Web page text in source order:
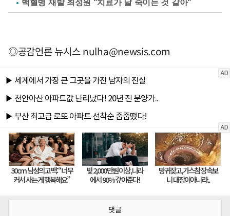
백혈병 재발 최성원 "치료가 날 죽이는 것 같아"
◎공감언론 뉴시스nulha@newsis.com
댓글